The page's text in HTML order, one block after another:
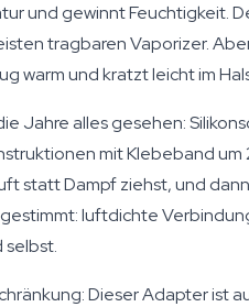
und gewinnt Feuchtigkeit.
tragbaren Vaporizer.
warm und kratzt leicht im
Jahre alles gesehen:
mit Klebeband
statt Dampf ziehst, und
luftdichte
selbst.
Dieser Adapter ist